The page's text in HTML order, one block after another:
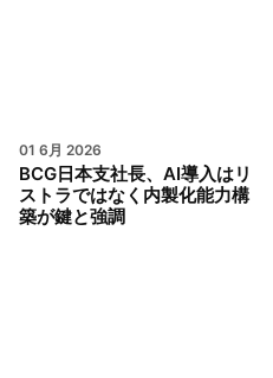
01 6月 2026
BCG日本支社長、AI導入はリ
ストラではなく内製化能力構
築が鍵と強調